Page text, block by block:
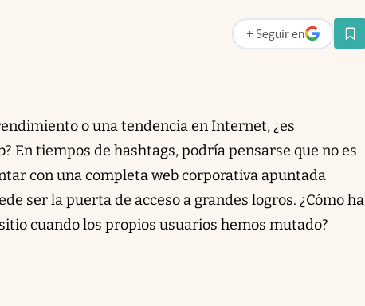
+ Seguir en
abre en nueva pestaña
o una tendencia en Internet, ¿es
En tiempos de hashtags, podría pensarse que no es
con una completa web corporativa apuntada
ser la puerta de acceso a grandes logros. ¿Cómo ha
cuando los propios usuarios hemos mutado?